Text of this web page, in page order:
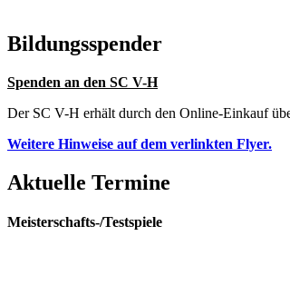
Bildungsspender
Spenden an den SC V-H
Der SC V-H erhält durch den Online-Einkauf
Weitere Hinweise auf dem verlinkten Flyer.
Aktuelle Termine
Meisterschafts-/Testspiele